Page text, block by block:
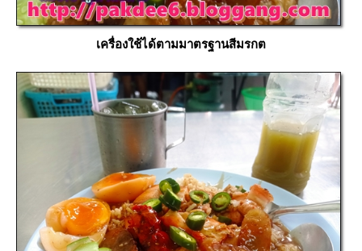
เครื่องใช้ได้ตามมาตรฐานสีมรกต